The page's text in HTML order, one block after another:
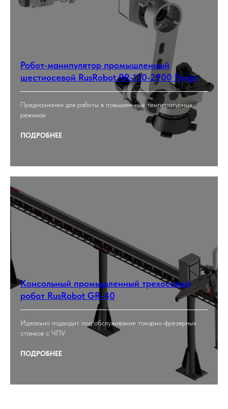
Робот-манипулятор промышленный
шестиосевой RusRobot RR-120-2900 Forge
Предназначен для работы в повышен-ных температурных
режимах
ПОДРОБНЕЕ
Консольный промышленный трехосевой
робот RusRobot GR-40
Идеально подходит под обслуживание токарно-фрезерных
станков с ЧПУ
ПОДРОБНЕЕ